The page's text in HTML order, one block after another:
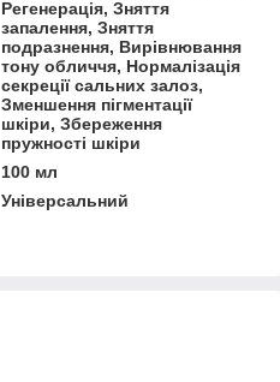
Регенерація, Зняття
запалення, Зняття
подразнення, Вирівнювання
тону обличчя, Нормалізація
секреції сальних залоз,
Зменшення пігментації
шкіри, Збереження
пружності шкіри
100 мл
Універсальний